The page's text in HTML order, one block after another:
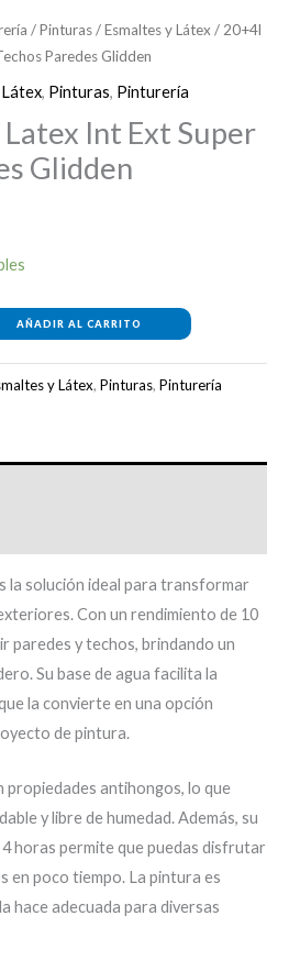
/Pinturas/Esmaltes y Látex/ 20+4l
Paredes Glidden
Látex, Pinturas, Pinturería
Int Ext Super
Glidden
AÑADIR AL CARRITO
y Látex, Pinturas, Pinturería
la solución ideal para transformar
Con un rendimiento de 10
paredes y techos, brindando un
Su base de agua facilita la
la convierte en una opción
de pintura.
antihongos, lo que
y libre de humedad. Además, su
horas permite que puedas disfrutar
en poco tiempo. La pintura es
hace adecuada para diversas